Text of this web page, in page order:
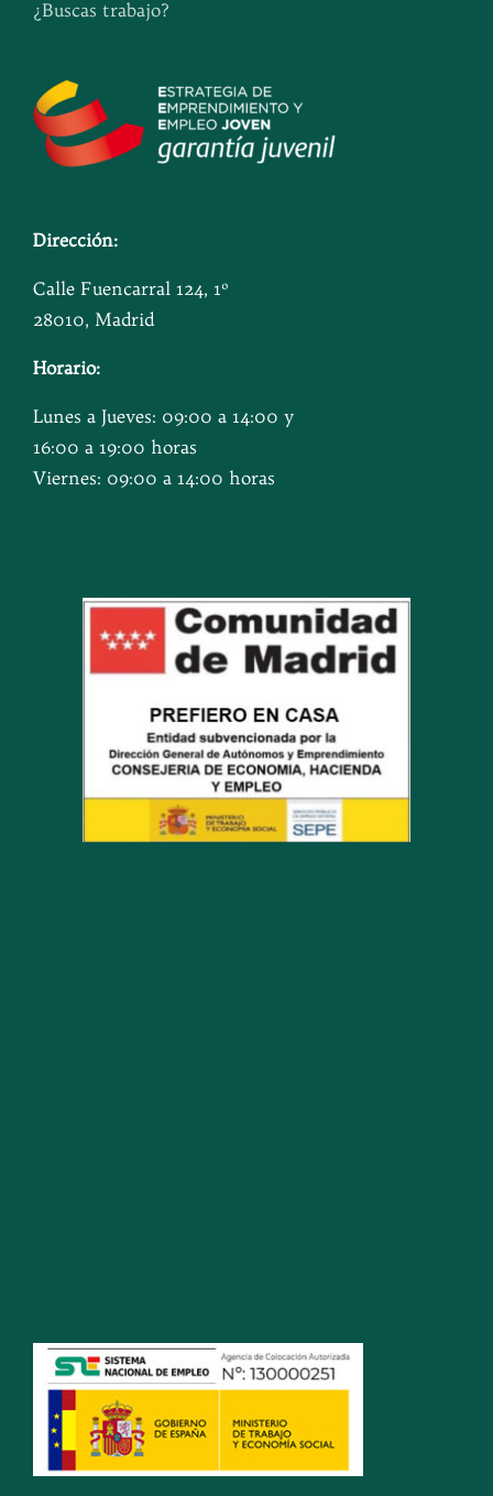
¿Buscas trabajo?
Dirección:
Calle Fuencarral 124, 1º
28010, Madrid
Horario:
Lunes a Jueves: 09:00 a 14:00 y
16:00 a 19:00 horas
Viernes: 09:00 a 14:00 horas